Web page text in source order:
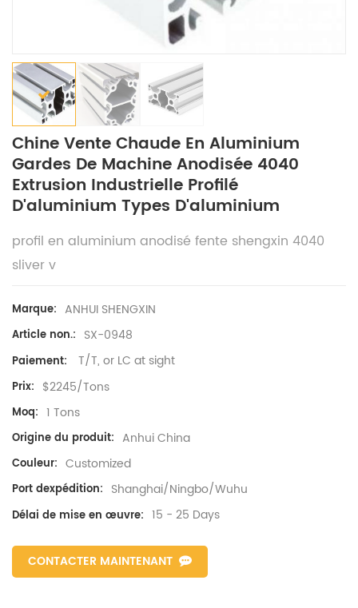
Chine Vente Chaude En Aluminium
Gardes De Machine Anodisée 4040
Extrusion Industrielle Profilé
D'aluminium Types D'aluminium
profil en aluminium anodisé fente shengxin 4040
sliver v
Marque: ANHUI SHENGXIN
Article non.: SX-0948
Paiement: T/T, or LC at sight
Prix: $2245/Tons
Moq: 1 Tons
Origine du produit: Anhui China
Couleur: Customized
Port dexpédition: Shanghai/Ningbo/Wuhu
Délai de mise en œuvre: 15 - 25 Days
CONTACTER MAINTENANT